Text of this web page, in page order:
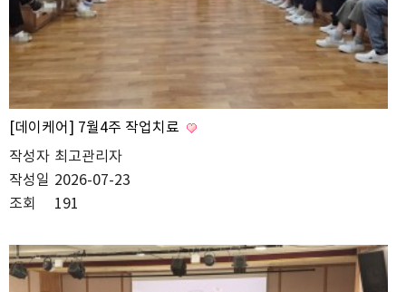
[데이케어] 7월4주 작업치료
작성자 최고관리자
작성일 2026-07-23
조회
191